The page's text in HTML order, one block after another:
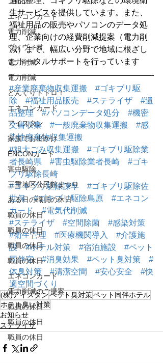
エネコンカード
電力削減
ヴィヴィ君
電力削減
電力削減
どんぐりトトロ！
エネコンカード
アイスタン
家族でお出かけ
ENCONカード
害虫駆除
三重地区公民館まつり
ある日の職員の休日
職員の休日
職員の休日
職員の休日
職員の休日
エネコンカード
電力削減のご提案
職員の休日
職員の休日
職員の休日
生サービスを提供しています。また、
福祉用品の販売やパソコンのデータ処
理、企業向けの経費削減提案（電力削
減）まで、幅広い分野で地域に根ざし
たトータルサポートを行っています
#産業廃棄物収集運搬
#ゴキブリ駆
除
#福祉用品販売 #ステライザ
#遺
品整理
#パソコンデータ処分
#機密
文書収集
#一般廃棄物収集運搬
#感
染性廃棄物収集運搬
#粗大ごみ収集運搬
#ゴキブリ駆除業
者長崎県
#害虫駆除業者長崎
#ゴキ
ブリ駆除長崎
#ゴキブリ駆除諫早
#ゴキブリ駆除佐
世保
#ゴキブリ駆除島原
#エネコン
カード
#電気代削減
#ステライザ
#空間除菌
#感染対策
#衛生管理
#医療機関導入
#介護施
設
#ホテル対策 #宿泊施設
#ペット
同伴宿
#消臭効果 #ペット臭対策
#
体臭対策
#清潔空間 #安心安全
#快
適空間づくり
(株)アイスタンペット臭対策ペット同伴ホテル
ホテル臭い対策
お知らせ
ステライザ